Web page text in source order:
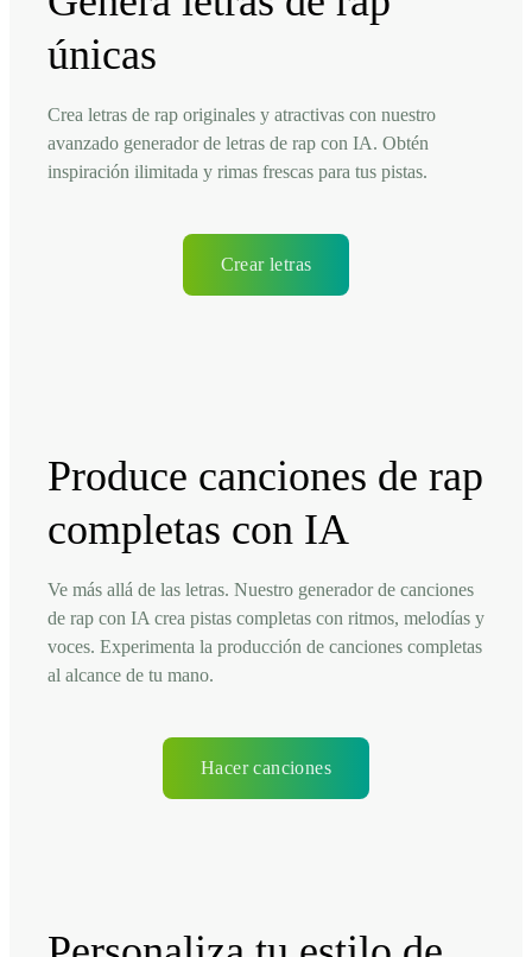
únicas
Crea letras de rap originales y atractivas con nuestro
avanzado generador de letras de rap con IA. Obtén
inspiración ilimitada y rimas frescas para tus pistas.
Crear letras
Produce canciones de rap
completas con IA
Ve más allá de las letras. Nuestro generador de canciones
de rap con IA crea pistas completas con ritmos, melodías y
voces. Experimenta la producción de canciones completas
al alcance de tu mano.
Hacer canciones